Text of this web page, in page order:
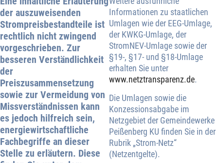
der auszuweisenden
Strompreisbestandteile ist
rechtlich nicht zwingend
vorgeschrieben. Zur
besseren Verständlichkeit
der
Preiszusammensetzung
sowie zur Vermeidung von
Missverständnissen kann
es jedoch hilfreich sein,
energiewirtschaftliche
Fachbegriffe an dieser
Stelle zu erläutern. Diese
Informationen zu staatlichen
Umlagen wie der EEG-Umlage,
der KWKG-Umlage, der
StromNEV-Umlage sowie der
§19-, §17- und §18-Umlage
erhalten Sie unter
www.netztransparenz.de.
Die Umlagen sowie die
Konzessionsabgabe im
Netzgebiet der Gemeindewerke
Peißenberg KU finden Sie in der
Rubrik „Strom-Netz“
(Netzentgelte).